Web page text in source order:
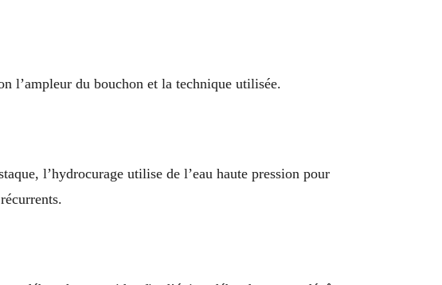
l’ampleur du bouchon et la technique utilisée.
l’hydrocurage utilise de l’eau haute pression pour